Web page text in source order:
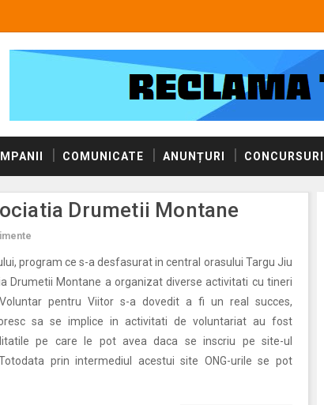
COMUNICATE ANUNȚURI CONCURSURI
Drumetii Montane
program ce s-a desfasurat in central orasului Targu Jiu
Drumetii Montane a organizat diverse activitati cu tineri
pentru Viitor s-a dovedit a fi un real succes,
sa se implice in activitati de voluntariat au fost
pe care le pot avea daca se inscriu pe site-ul
prin intermediul acestui site ONG-urile se pot